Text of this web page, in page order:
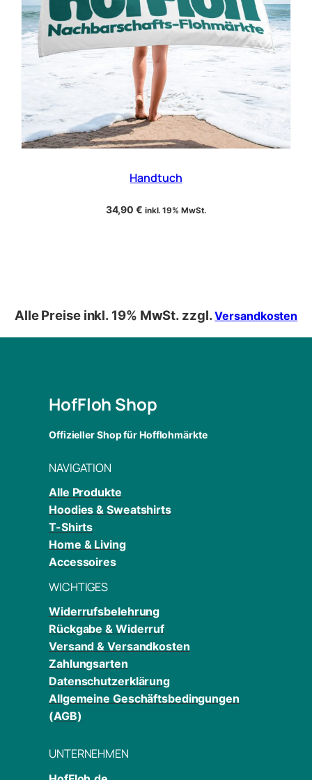
Handtuch
34,90€ inkl. 19% MwSt.
Alle Preise inkl. 19% MwSt. zzgl.Versandkosten
HofFloh Shop
Offizieller Shop für Hofflohmärkte
NAVIGATION
Alle Produkte
Hoodies & Sweatshirts
T-Shirts
Home & Living
Accessoires
WICHTIGES
Widerrufsbelehrung
Rückgabe & Widerruf
Versand & Versandkosten
Zahlungsarten
Datenschutzerklärung
Allgemeine Geschäftsbedingungen
(AGB)
UNTERNEHMEN